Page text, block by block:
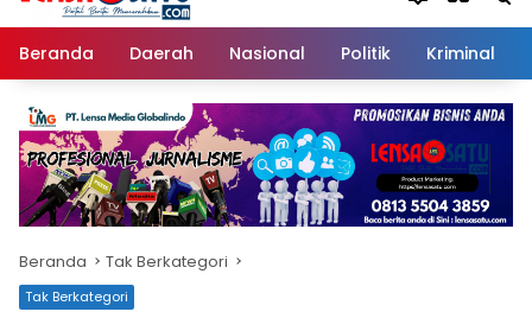
Beranda Daerah Nasional Politik Kriminal
Beranda Tak Berkategori
Tak Berkategori